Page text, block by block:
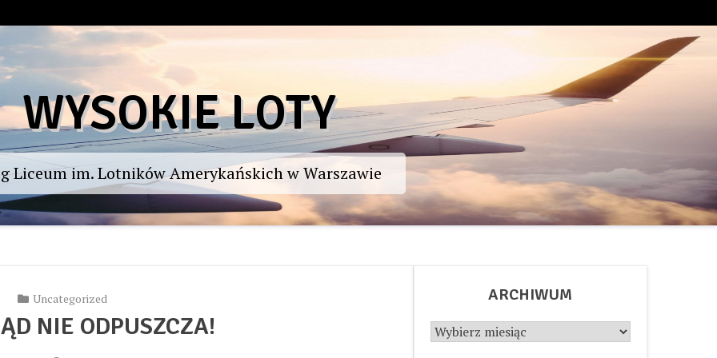
WYSOKIE LOTY
Liceum im. Lotników Amerykańskich w Warszawie
Uncategorized
NIE ODPUSZCZA!
ARCHIWUM
Archiwum